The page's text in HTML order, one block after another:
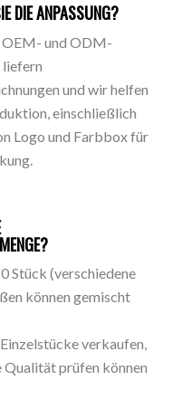
DIE ANPASSUNG?
und ODM-
liefern
und wir helfen
einschließlich
Logo und Farbbox für
Stück (verschiedene
können gemischt
verkaufen,
Qualität prüfen können